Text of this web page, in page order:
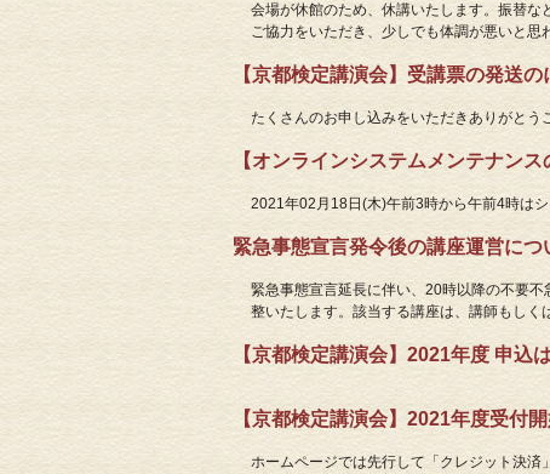
会場が休館のため、休講いたします。振替
ご協力をいただき、少しでも体調が悪いと思
【京都検定講演会】受講票の発送
たくさんのお申し込みをいただきありがとう
【オンラインシステムメンテナン
2021年02月18日(木)午前3時から午前4時は
緊急事態宣言発令後の講座運営に
緊急事態宣言延長に伴い、20時以降の不要
整いたします。該当する講座は、講師もしく
【京都検定講演会】2021年度 申込
【京都検定講演会】2021年度受付
ホームページでは先行して「クレジット決済